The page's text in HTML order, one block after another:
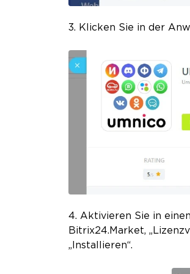
3. Klicken Sie in der
4. Aktivieren Sie in
Bitrix24.Market,
„Installieren“.